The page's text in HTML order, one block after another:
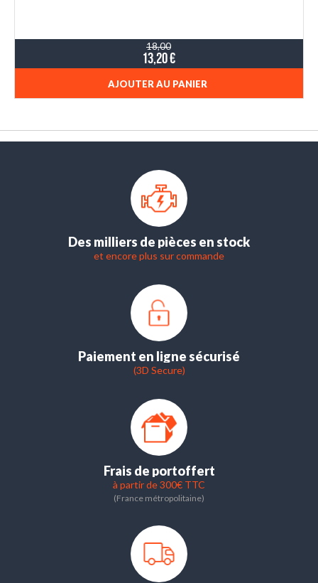
18,00
13,20 €
AJOUTER AU PANIER
Des milliers de pièces en stock
et encore plus sur commande
Paiement en ligne sécurisé
(3D Secure)
Frais de portoffert
à partir de 300€ TTC
(France métropolitaine)